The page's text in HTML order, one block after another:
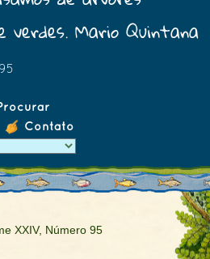
verdes. Mario Quintana
Contato
XXIV, Número 95